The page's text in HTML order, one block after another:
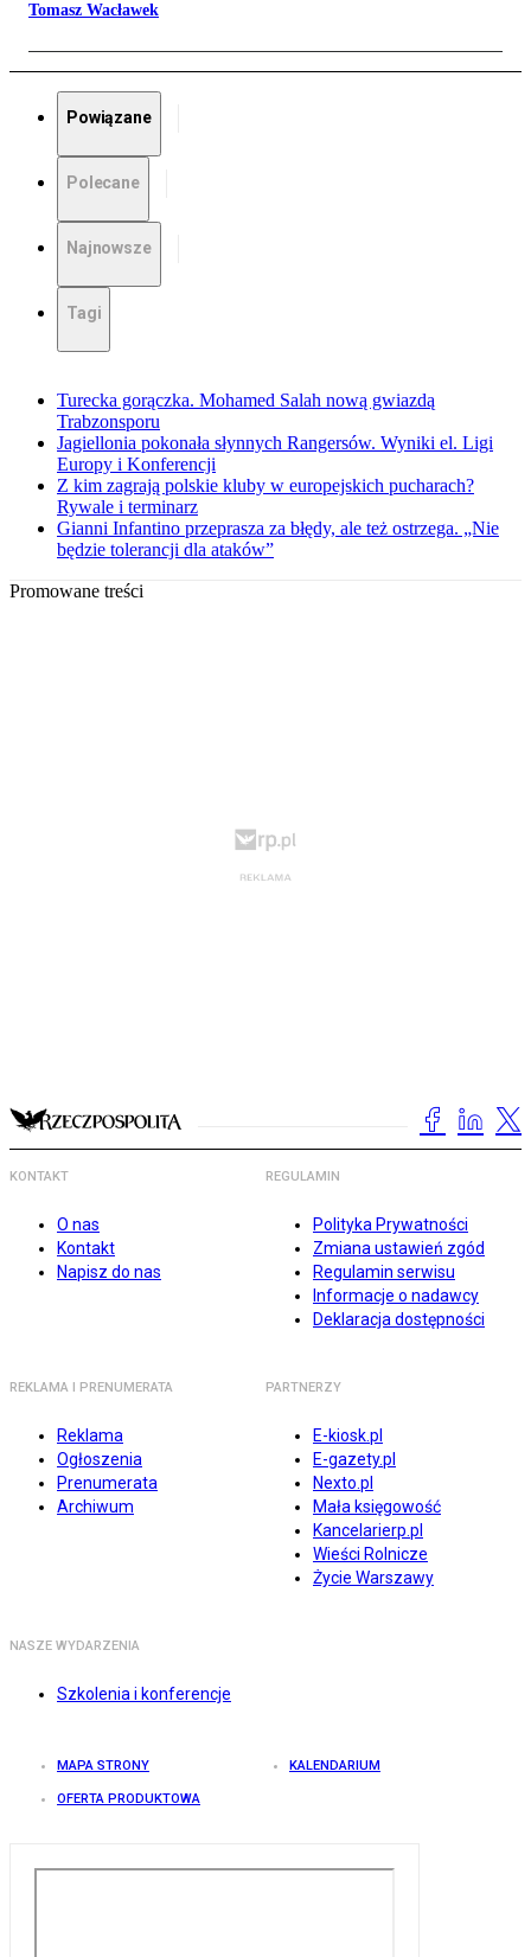
Tomasz Wacławek
Powiązane
Polecane
Najnowsze
Tagi
Turecka gorączka. Mohamed Salah nową gwiazdą
Trabzonsporu
Jagiellonia pokonała słynnych Rangersów. Wyniki el. Ligi
Europy i Konferencji
Z kim zagrają polskie kluby w europejskich pucharach?
Rywale i terminarz
Gianni Infantino przeprasza za błędy, ale też ostrzega. „Nie
będzie tolerancji dla ataków”
Promowane treści
KONTAKT
O nas
Kontakt
Napisz do nas
REGULAMIN
Polityka Prywatności
Zmiana ustawień zgód
Regulamin serwisu
Informacje o nadawcy
Deklaracja dostępności
REKLAMA I PRENUMERATA
Reklama
Ogłoszenia
Prenumerata
Archiwum
PARTNERZY
E-kiosk.pl
E-gazety.pl
Nexto.pl
Mała księgowość
Kancelarierp.pl
Wieści Rolnicze
Życie Warszawy
NASZE WYDARZENIA
Szkolenia i konferencje
MAPA STRONY KALENDARIUM
OFERTA PRODUKTOWA